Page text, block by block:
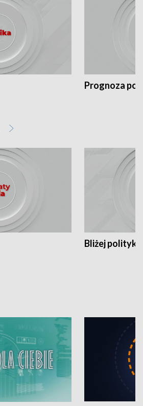
Prognoza
Bliżej polityki